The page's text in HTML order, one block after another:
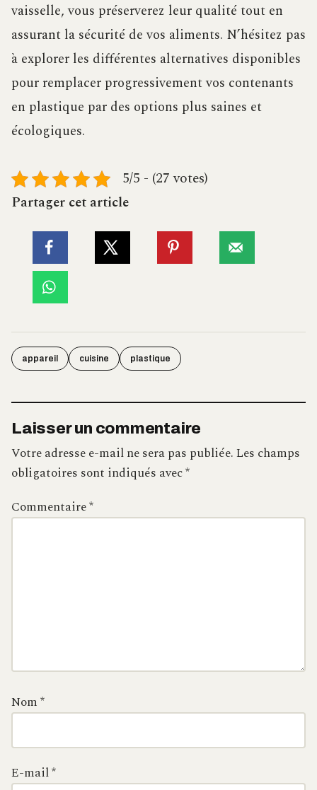
vaisselle, vous préserverez leur qualité tout en
assurant la sécurité de vos aliments. N’hésitez pas
à explorer les différentes alternatives disponibles
pour remplacer progressivement vos contenants
en plastique par des options plus saines et
écologiques.
5/5 - (27 votes)
Partager cet article
appareil cuisine plastique
Laisser un commentaire
Votre adresse e-mail ne sera pas publiée.Les champs
obligatoires sont indiqués avec*
Commentaire*
Nom*
E-mail*